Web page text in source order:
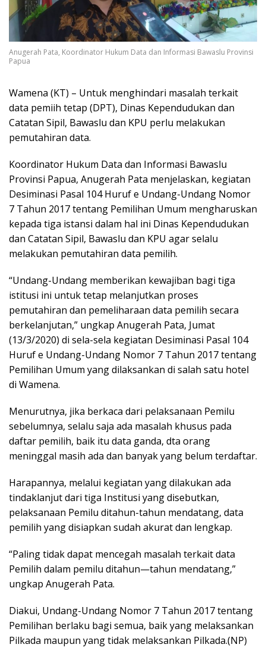
Anugerah Pata, Koordinator Hukum Data dan Informasi Bawaslu Provinsi
Papua
Wamena (KT) – Untuk menghindari masalah terkait
data pemiih tetap (DPT), Dinas Kependudukan dan
Catatan Sipil, Bawaslu dan KPU perlu melakukan
pemutahiran data.
Koordinator Hukum Data dan Informasi Bawaslu
Provinsi Papua, Anugerah Pata menjelaskan, kegiatan
Desiminasi Pasal 104 Huruf e Undang-Undang Nomor
7 Tahun 2017 tentang Pemilihan Umum mengharuskan
kepada tiga istansi dalam hal ini Dinas Kependudukan
dan Catatan Sipil, Bawaslu dan KPU agar selalu
melakukan pemutahiran data pemilih.
“Undang-Undang memberikan kewajiban bagi tiga
istitusi ini untuk tetap melanjutkan proses
pemutahiran dan pemeliharaan data pemilih secara
berkelanjutan,” ungkap Anugerah Pata, Jumat
(13/3/2020) di sela-sela kegiatan Desiminasi Pasal 104
Huruf e Undang-Undang Nomor 7 Tahun 2017 tentang
Pemilihan Umum yang dilaksankan di salah satu hotel
di Wamena.
Menurutnya, jika berkaca dari pelaksanaan Pemilu
sebelumnya, selalu saja ada masalah khusus pada
daftar pemilih, baik itu data ganda, dta orang
meninggal masih ada dan banyak yang belum terdaftar.
Harapannya, melalui kegiatan yang dilakukan ada
tindaklanjut dari tiga Institusi yang disebutkan,
pelaksanaan Pemilu ditahun-tahun mendatang, data
pemilih yang disiapkan sudah akurat dan lengkap.
“Paling tidak dapat mencegah masalah terkait data
Pemilih dalam pemilu ditahun—tahun mendatang,”
ungkap Anugerah Pata.
Diakui, Undang-Undang Nomor 7 Tahun 2017 tentang
Pemilihan berlaku bagi semua, baik yang melaksankan
Pilkada maupun yang tidak melaksankan Pilkada.(NP)